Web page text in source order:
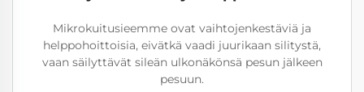
Mikrokuitusieemme ovat vaihtojenkestäviä ja
helppohoittoisia, eivätkä vaadi juurikaan silitystä,
vaan säilyttävät sileän ulkonäkönsä pesun jälkeen
pesuun.